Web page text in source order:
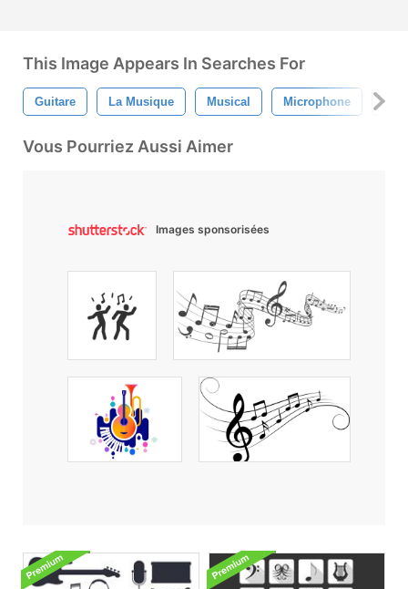
This Image Appears In Searches For
Guitare La Musique Musical Microphone
Vous Pourriez Aussi Aimer
Images sponsorisées